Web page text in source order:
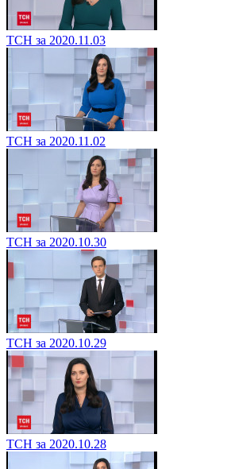
ТСН за 2020.11.03
ТСН за 2020.11.02
ТСН за 2020.10.30
ТСН за 2020.10.29
ТСН за 2020.10.28